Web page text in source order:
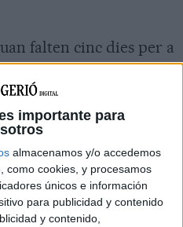
importante para
almacenamos y/o accedemos
como cookies, y procesamos
únicos e información
para publicidad y contenido
y contenido,
falten cinc dies per a
prop de 370.000
comptador total
més de 2 milions
trail per equips que
format i que s'ha
esdeveniments